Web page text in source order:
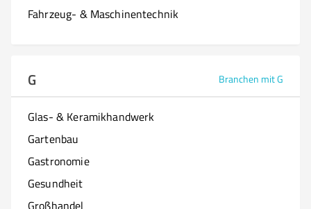
Fahrzeug- & Maschinentechnik
G Branchen mit G
Glas- & Keramikhandwerk
Gartenbau
Gastronomie
Gesundheit
Großhandel